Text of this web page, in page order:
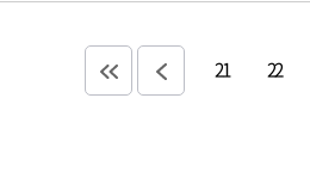
21 22